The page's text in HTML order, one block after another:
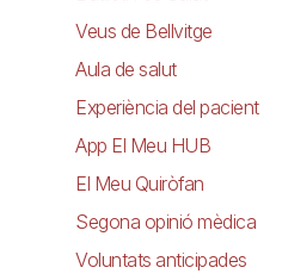
Veus de Bellvitge
Aula de salut
Experiència del pacient
App El Meu HUB
El Meu Quiròfan
Segona opinió mèdica
Voluntats anticipades